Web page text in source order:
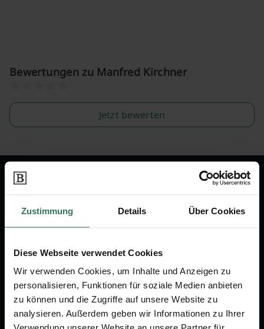
Zustimmung Details Über Cookies
Diese Webseite verwendet Cookies
Wir verwenden Cookies, um Inhalte und Anzeigen zu
personalisieren, Funktionen für soziale Medien anbieten
zu können und die Zugriffe auf unsere Website zu
analysieren. Außerdem geben wir Informationen zu Ihrer
Bewertungen zu Manfred Kirchner
Jetzt bewerten
Wir sind Ihr Ansprechpartner rund
um das Thema Bestattung &
Vorsorge.
Jetzt beraten lassen
FÜR SIE
Vergleich
FÜR BESTATTER
Online-Portal